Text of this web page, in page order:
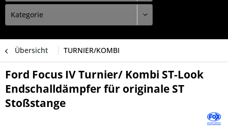
Übersicht TURNIER/KOMBI
Ford Focus IV Turnier/ Kombi ST-Look
Endschalldämpfer für originale ST
Stoßstange